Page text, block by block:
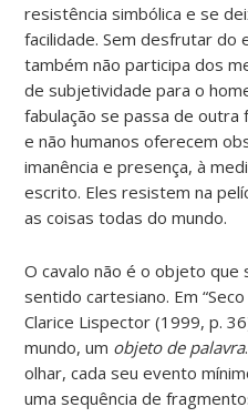
resistência simbólica e se
facilidade. Sem desfrutar
também não participa dos
de subjetividade para o
fabulação se passa de outra
e não humanos oferecem
imanência e presença, à
escrito. Eles resistem na
as coisas todas do mundo.
O cavalo não é o objeto que
sentido cartesiano. Em
Clarice Lispector (1999, p.
mundo, um objeto de palavra
olhar, cada seu evento
uma sequência de